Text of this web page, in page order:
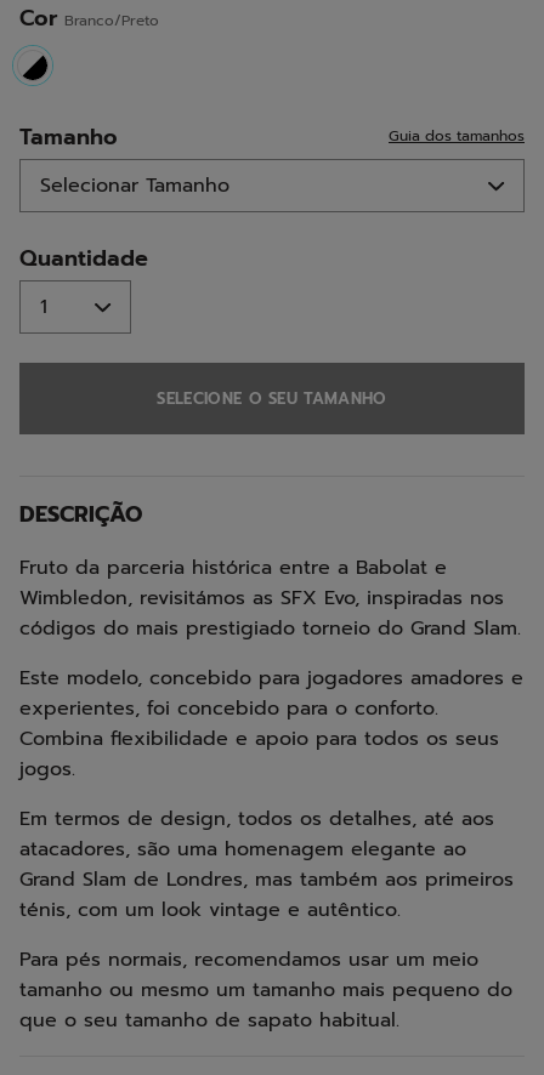
Cor Branco/Preto
selected
Tamanho Guia dos tamanhos
Quantidade
SELECIONE O SEU TAMANHO
DESCRIÇÃO
Fruto da parceria histórica entre a Babolat e
Wimbledon, revisitámos as SFX Evo, inspiradas nos
códigos do mais prestigiado torneio do Grand Slam.
Este modelo, concebido para jogadores amadores e
experientes, foi concebido para o conforto.
Combina flexibilidade e apoio para todos os seus
jogos.
Em termos de design, todos os detalhes, até aos
atacadores, são uma homenagem elegante ao
Grand Slam de Londres, mas também aos primeiros
ténis, com um look vintage e autêntico.
Para pés normais, recomendamos usar um meio
tamanho ou mesmo um tamanho mais pequeno do
que o seu tamanho de sapato habitual.